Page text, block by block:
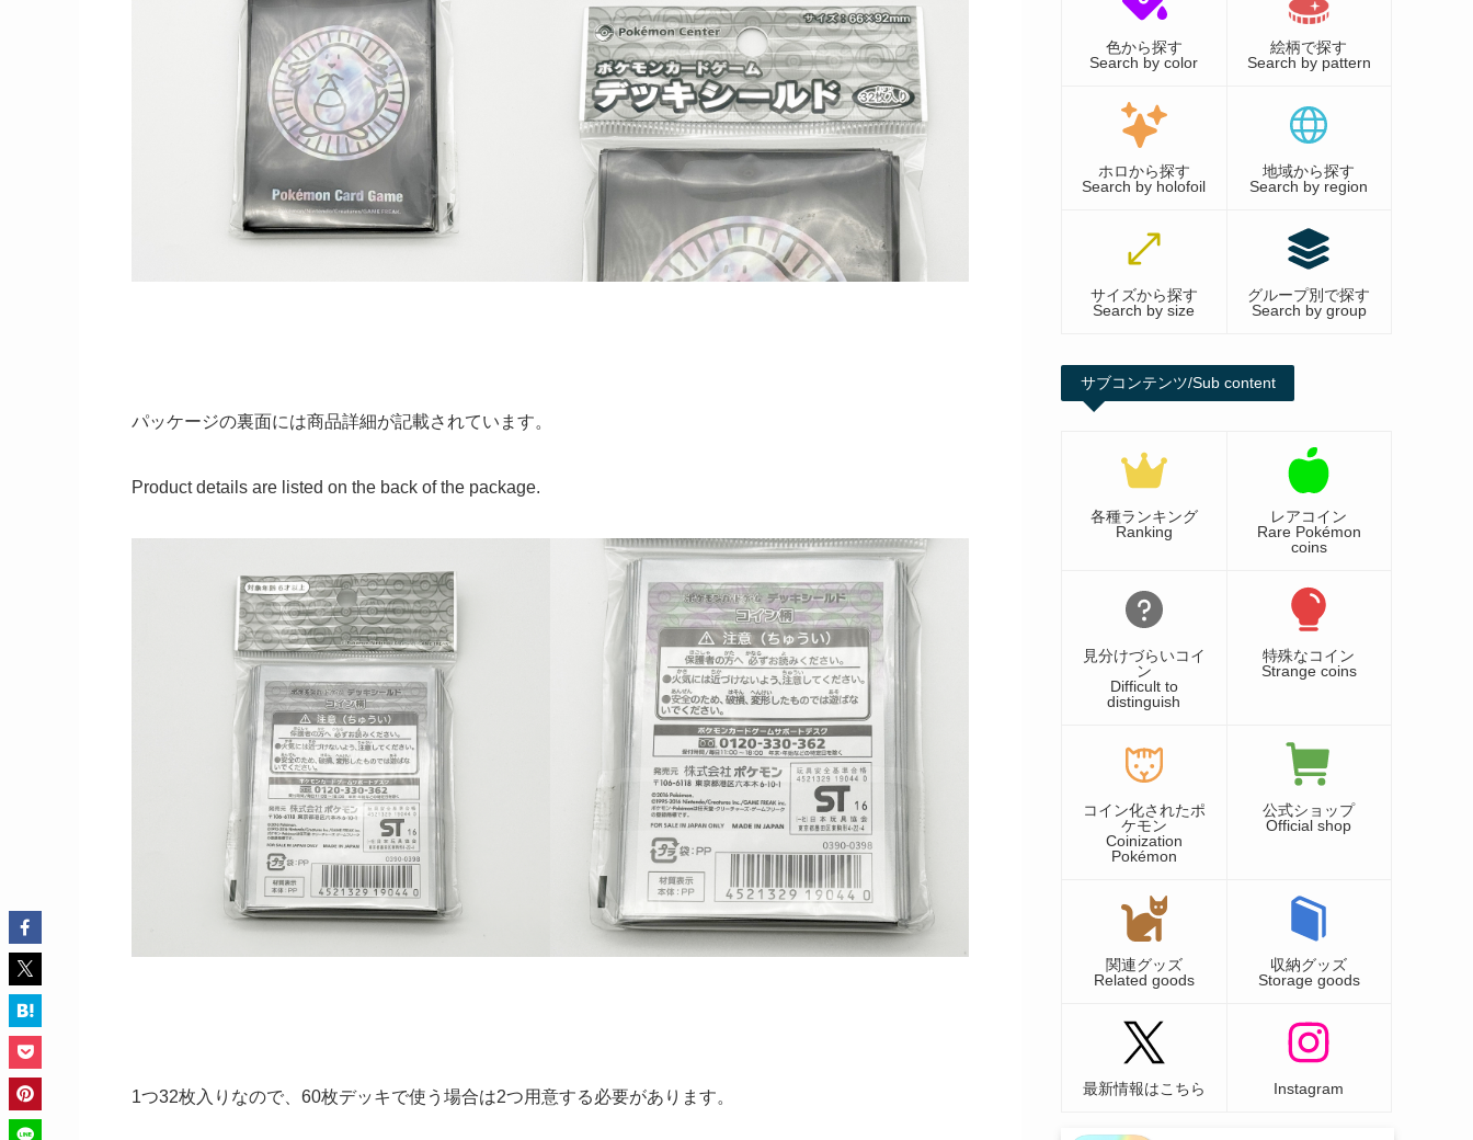
パッケージの裏面には商品詳細が記載されています。
Product details are listed on the back of the package.
1つ32枚入りなので、60枚デッキで使う場合は2つ用意する必要があります。
色から探す
Search by color
絵柄で探す
Search by pattern
ホロから探す
Search by holofoil
地域から探す
Search by region
サイズから探す
Search by size
グループ別で探す
Search by group
サブコンテンツ/Sub content
各種ランキング
Ranking
レアコイン
Rare Pokémon
coins
見分けづらいコイ
ン
Difficult to
distinguish
特殊なコイン
Strange coins
コイン化されたポ
ケモン
Coinization
Pokémon
公式ショップ
Official shop
関連グッズ
Related goods
収納グッズ
Storage goods
最新情報はこちら Instagram